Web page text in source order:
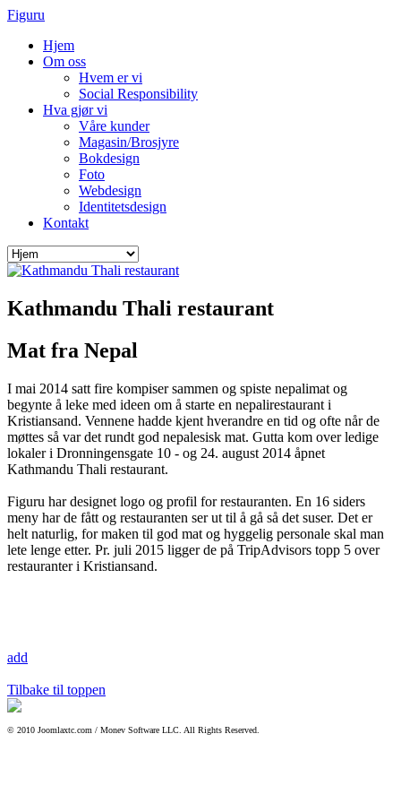
Figuru
Hjem
Om oss
Hvem er vi
Social Responsibility
Hva gjør vi
Våre kunder
Magasin/Brosjyre
Bokdesign
Foto
Webdesign
Identitetsdesign
Kontakt
Kathmandu Thali restaurant
Mat fra Nepal
I mai 2014 satt fire kompiser sammen og spiste nepalimat og
begynte å leke med ideen om å starte en nepalirestaurant i
Kristiansand. Vennene hadde kjent hverandre en tid og ofte når de
møttes så var det rundt god nepalesisk mat. Gutta kom over ledige
lokaler i Dronningensgate 10 - og 24. august 2014 åpnet
Kathmandu Thali restaurant.
Figuru har designet logo og profil for restauranten. En 16 siders
meny har de fått og restauranten ser ut til å gå så det suser. Det er
helt naturlig, for maken til god mat og hyggelig personale skal man
lete lenge etter. Pr. juli 2015 ligger de på TripAdvisors topp 5 over
restauranter i Kristiansand.
add
Tilbake til toppen
© 2010 Joomlaxtc.com / Monev Software LLC. All Rights Reserved.